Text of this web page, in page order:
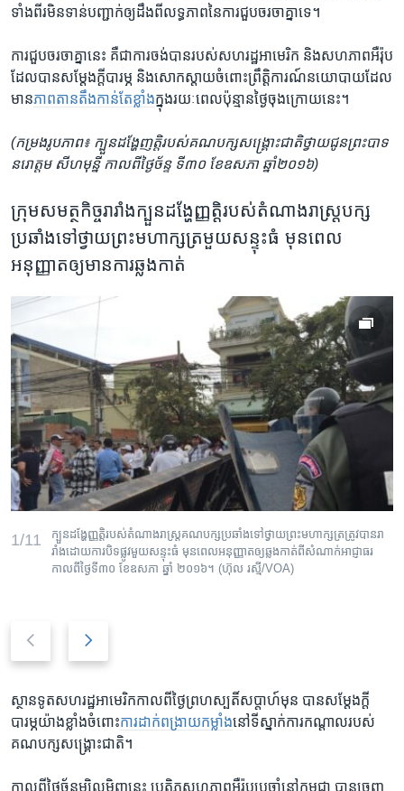
ទាំង​ពីរ​មិន​ទាន់​បញ្ជាក់​ឲ្យ​ដឹង​ពី​លទ្ធភាព​នៃ​ការ​ជួប​ចរចា​គ្នា​ទេ។
ការ​ជួប​ចរចា​គ្នា​នេះ​ គឺ​ជា​ការ​ចង់​បាន​របស់​សហរដ្ឋ​អាមេរិក​ និង​សហភាព​អឺរ៉ុប
ដែល​បាន​សម្តែង​ក្តី​បារម្ភ​ និង​សោក​ស្តាយ​ចំពោះ​ព្រឹត្តិការណ៍​នយោបាយ​ដែល​
មាន​ភាព​តានតឹង​កាន់​តែ​ខ្លាំង​ក្នុង​រយៈពេល​ប៉ុន្មាន​ថ្ងៃ​ចុងក្រោយ​នេះ។
(កម្រងរូបភាព៖ ក្បួនដង្ហែញត្តិរបស់គណបក្សសង្គ្រោះជាតិ​ថ្វាយ​ជូនព្រះបាទ​
នរោត្តម សីហមុន្នី កាលពីថ្ងៃច័ន្ទ ទី៣០ ខែឧសភា ឆ្នាំ២០១៦)
ក្រុម​សមត្ថកិច្ច​រារាំង​ក្បួន​ដង្ហែ​ញ្ញត្តិ​របស់​តំណាងរាស្រ្ត​បក្ស
ប្រឆាំង​ទៅថ្វាយ​ព្រះមហាក្សត្រ​មួយសន្ទុះធំ មុនពេល​
អនុញ្ញាត​ឲ្យ​មាន​ការ​ឆ្លង​កាត់​
1/11
ក្បួនដង្ហែញ្ញតិ្ត​របស់​តំណាងរាស្រ្ត​គណបក្ស​ប្រឆាំង​ទៅ​ថ្វាយ​​ព្រះមហាក្សត្រ​​ត្រូវ​បាន​រា
រាំង​ដោយ​ការ​បិទផ្លូវ​​មួយ​សន្ទុះ​ធំ​ មុនពេលអនុញ្ញាត​ឲ្យ​ឆ្លង​កាត់​ពី​សំណាក់​អាជ្ញាធរ
កាល​ពី​ថ្ងៃ​ទី៣០ ខែ​ឧសភា ឆ្នាំ​ ២០១៦។ (ហ៊ុល រស្មី/VOA)
v
i
o
s
t
s
l
d
ស្ថានទូត​សហរដ្ឋ​អាមេរិក​កាល​ពី​ថ្ងៃ​ព្រហស្បតិ៍​សប្តាហ៍​មុន​ បាន​សម្តែង​ក្តី​
បារម្ភ​យ៉ាង​ខ្លាំង​ចំពោះ​ការ​ដាក់​ពង្រាយ​កម្លាំង​នៅ​ទី​ស្នាក់ការ​កណ្តាល​របស់​
គណបក្ស​សង្គ្រោះ​ជាតិ។
កាល​ពី​ថ្ងៃ​ច័ន្ទ​ម្សិលមិញ​នេះ​ ប្រតិភូ​សហភាព​អឺរ៉ុប​ប្រ​ចាំ​នៅ​កម្ពុជា​ បាន​ចេញ​